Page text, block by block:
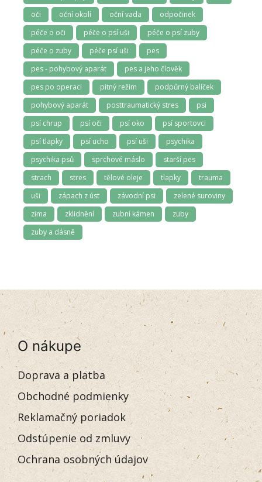
oči
oční okolí oční vada
odpočinek
péče o oči
péče o psí uši
péče o psí zuby
péče o zuby
péče psí uši
pes
pes - pohybový aparát
pes a jeho člověk
pes po operaci
pitný režim
podpůrný balíček
pohybový aparát
posttraumatický stres
psi
psí chrup
psí oči psí oko
psí sportovci
psí tlapky
psí ucho psí uši
psychika
psychika psů
sprchové máslo
starší pes
strach
stres tělové oleje tlapky
trauma
uši
zápach z úst závodní psi
zelené suroviny
zima
zklidnění zubní kámen
zuby
zuby a dásně
O nákupe
Doprava a platba
Obchodné podmienky
Reklamačný poriadok
Odstúpenie od zmluvy
Ochrana osobných údajov